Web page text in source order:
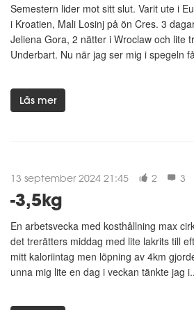
Semestern lider mot sitt slut. Varit ute i
i Kroatien, Mali Losinj på ön Cres. 3
Jeliena Gora, 2 nätter i Wroclaw och lite
Underbart. Nu när jag ser mig i spegeln
Läs mer
13 september 2024 21:45 2 3
-3,5kg
En arbetsvecka med kosthållning max
det trerätters middag med lite lakrits till
mitt kaloriintag men löpning av 4km
unna mig lite en dag i veckan tänkte jag